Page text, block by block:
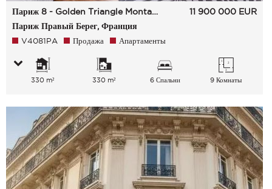
Париж 8 - Golden Triangle Montaigne Francois 1Er
Париж Правый Берег, Франция
11 900 000 EUR
V4081PA Продажа Апартаменты
330 m² 330 m² 6 Спальни 9 Комнаты